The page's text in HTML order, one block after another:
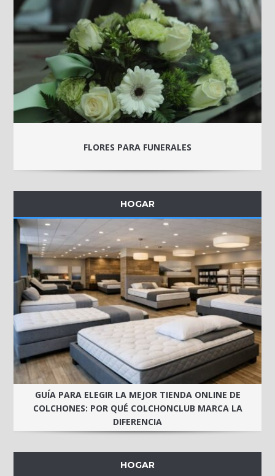
FLORES PARA FUNERALES
HOGAR
GUÍA PARA ELEGIR LA MEJOR TIENDA ONLINE DE
COLCHONES: POR QUÉ COLCHONCLUB MARCA LA
DIFERENCIA
HOGAR